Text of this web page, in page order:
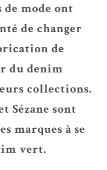
mode ont
de changer
de
du denim
collections.
Sézane sont
marques à se
vert.